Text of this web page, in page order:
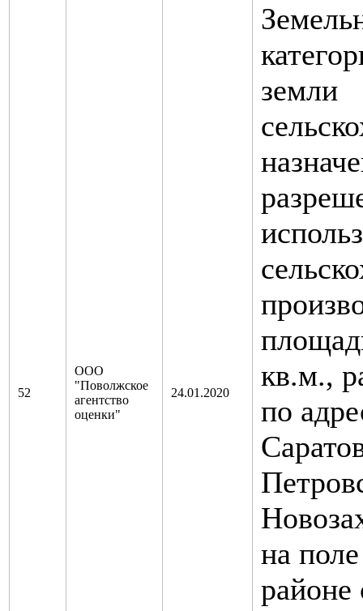
52
ООО
"Поволжское
агентство
оценки"
24.01.2020
земли
кв.м.,
по
на
районе